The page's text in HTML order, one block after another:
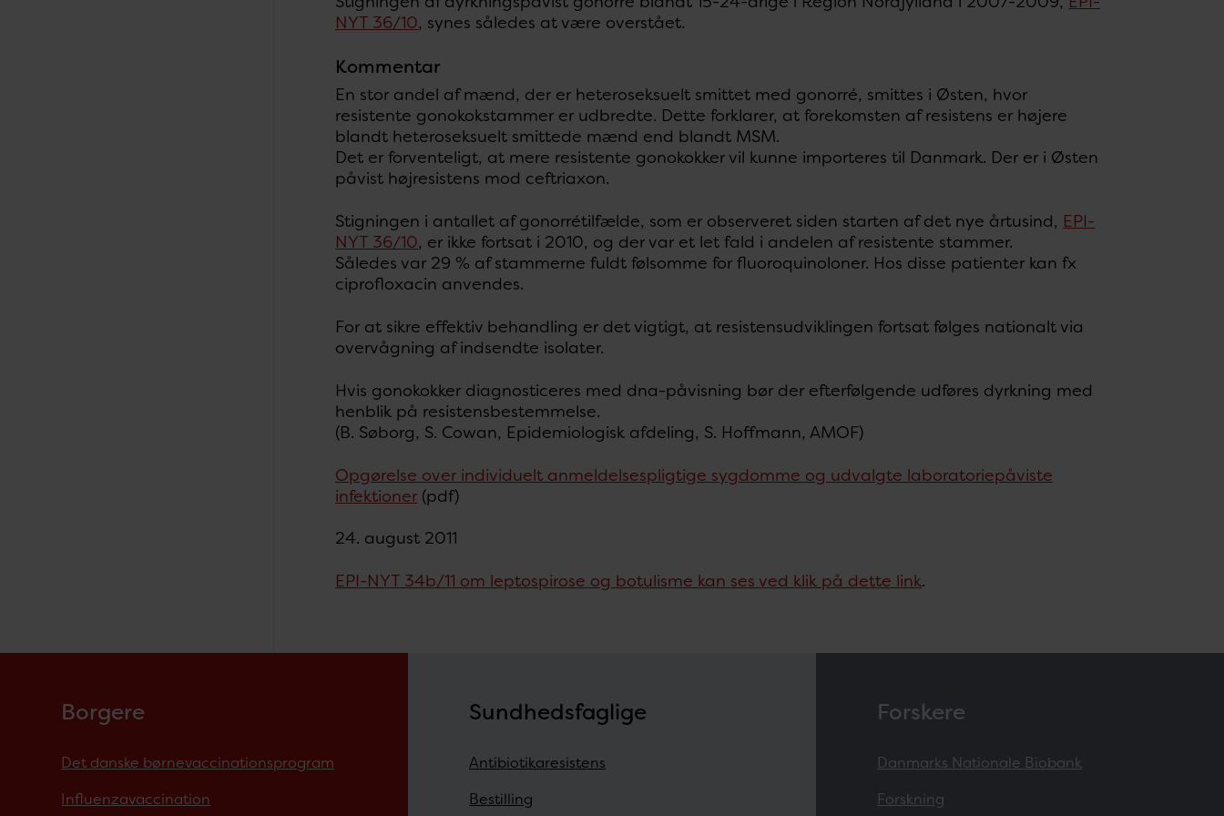
NYT 36/10, synes således at være overstået.
Kommentar
En stor andel af mænd, der er heteroseksuelt smittet med gonorré, smittes i Østen, hvor
resistente gonokokstammer er udbredte. Dette forklarer, at forekomsten af resistens er højere
blandt heteroseksuelt smittede mænd end blandt MSM.
Det er forventeligt, at mere resistente gonokokker vil kunne importeres til Danmark. Der er i Østen
påvist højresistens mod ceftriaxon.
Stigningen i antallet af gonorrétilfælde, som er observeret siden starten af det nye årtusind, EPI-
NYT 36/10, er ikke fortsat i 2010, og der var et let fald i andelen af resistente stammer.
Således var 29 % af stammerne fuldt følsomme for fluoroquinoloner. Hos disse patienter kan fx
ciprofloxacin anvendes.
For at sikre effektiv behandling er det vigtigt, at resistensudviklingen fortsat følges nationalt via
overvågning af indsendte isolater.
Hvis gonokokker diagnosticeres med dna-påvisning bør der efterfølgende udføres dyrkning med
henblik på resistensbestemmelse.
(B. Søborg, S. Cowan, Epidemiologisk afdeling, S. Hoffmann, AMOF)
Opgørelse over individuelt anmeldelsespligtige sygdomme og udvalgte laboratoriepåviste
infektioner (pdf)
24. august 2011
EPI-NYT 34b/11 om leptospirose og botulisme kan ses ved klik på dette link.
Borgere
Det danske børnevaccinationsprogram
Influenzavaccination
Sundhedsfaglige
Antibiotikaresistens
Bestilling
Forskere
Danmarks Nationale Biobank
Forskning